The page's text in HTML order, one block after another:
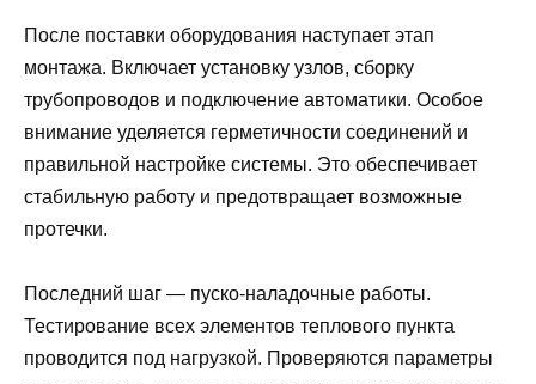
После поставки оборудования наступает этап
монтажа. Включает установку узлов, сборку
трубопроводов и подключение автоматики. Особое
внимание уделяется герметичности соединений и
правильной настройке системы. Это обеспечивает
стабильную работу и предотвращает возможные
протечки.
Последний шаг — пуско-наладочные работы.
Тестирование всех элементов теплового пункта
проводится под нагрузкой. Проверяются параметры